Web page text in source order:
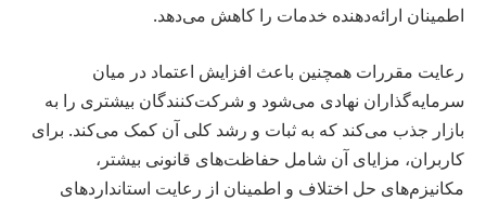
اطمینان ارائه‌دهنده خدمات را کاهش می‌دهد.
رعایت مقررات همچنین باعث افزایش اعتماد در میان
سرمایه‌گذاران نهادی می‌شود و شرکت‌کنندگان بیشتری را به
بازار جذب می‌کند که به ثبات و رشد کلی آن کمک می‌کند. برای
کاربران، مزایای آن شامل حفاظت‌های قانونی بیشتر،
مکانیزم‌های حل اختلاف و اطمینان از رعایت استانداردهای